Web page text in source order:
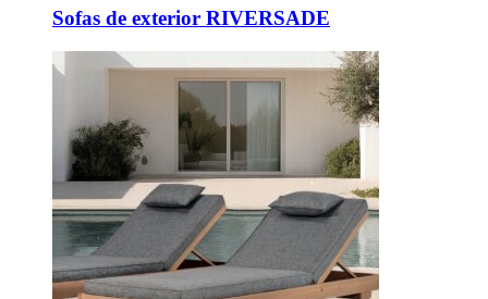
Sofas de exterior RIVERSADE